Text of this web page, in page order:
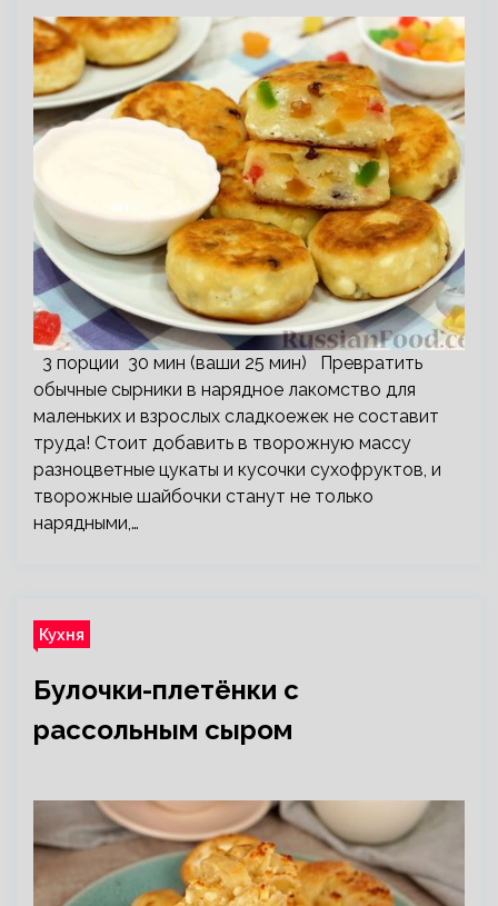
3 порции 30 мин (ваши 25 мин) Превратить
обычные сырники в нарядное лакомство для
маленьких и взрослых сладкоежек не составит
труда! Стоит добавить в творожную массу
разноцветные цукаты и кусочки сухофруктов, и
творожные шайбочки станут не только
нарядными,…
Кухня
Булочки-плетёнки с
рассольным сыром